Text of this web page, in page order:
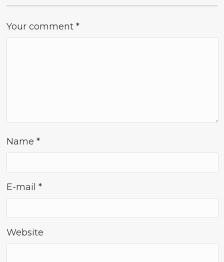
Your comment*
Name*
E-mail*
Website